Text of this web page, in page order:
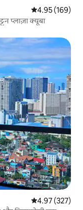
औसत रेटिंग 5 में से
4.95 (169)
प्लाज़ा क्यूबा
औसत रेटिंग 5 में से
4.97 (327)